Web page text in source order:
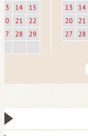
13
14
15
20
21
22
27
28 29
13
14
20
21
27
28